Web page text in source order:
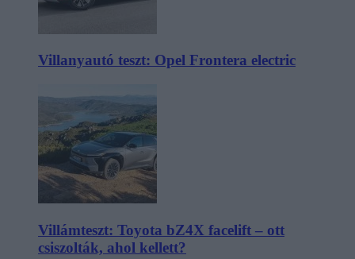
Villanyautó teszt: Opel Frontera electric
Villámteszt: Toyota bZ4X facelift – ott
csiszolták, ahol kellett?